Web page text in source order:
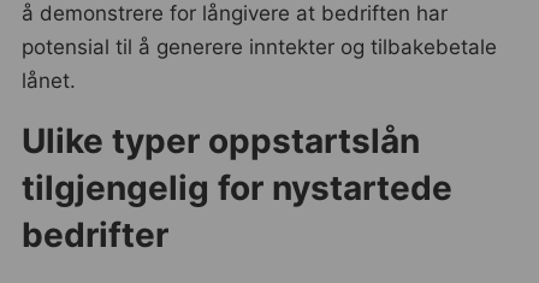
å demonstrere for långivere at bedriften har
potensial til å generere inntekter og tilbakebetale
lånet.
Ulike typer oppstartslån
tilgjengelig for nystartede
bedrifter